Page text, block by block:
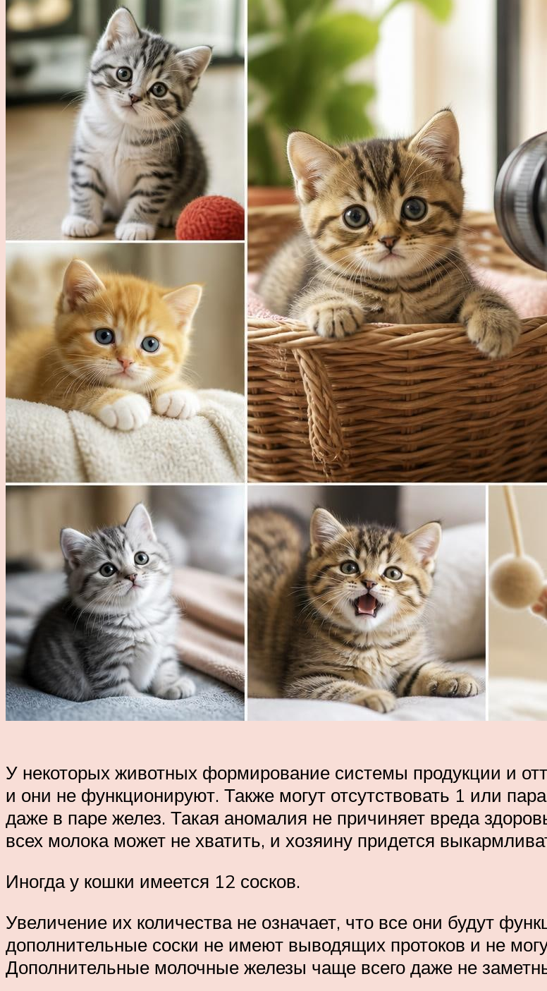
У некоторых животных формирование системы продукции и
и они не функционируют. Также могут отсутствовать 1 или
даже в паре желез. Такая аномалия не причиняет вреда
всех молока может не хватить, и хозяину придется
Иногда у кошки имеется 12 сосков.
Увеличение их количества не означает, что все они будут
дополнительные соски не имеют выводящих протоков и не
Дополнительные молочные железы чаще всего даже не